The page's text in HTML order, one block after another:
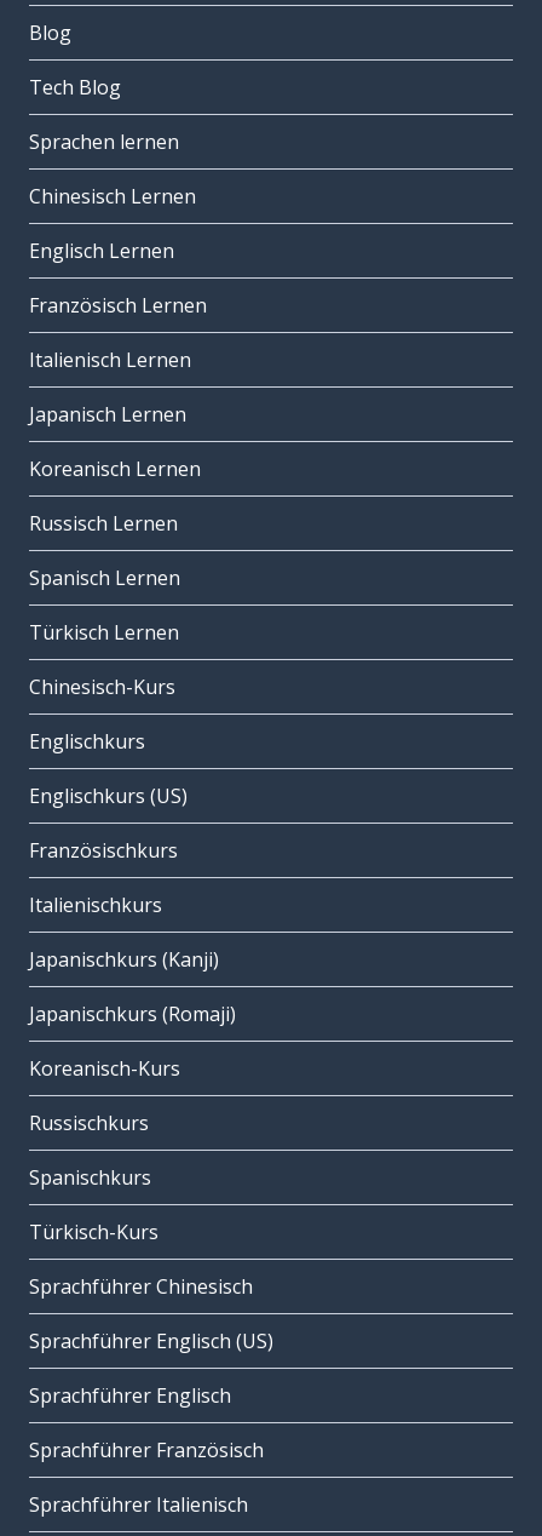
Blog
Tech Blog
Sprachen lernen
Chinesisch Lernen
Englisch Lernen
Französisch Lernen
Italienisch Lernen
Japanisch Lernen
Koreanisch Lernen
Russisch Lernen
Spanisch Lernen
Türkisch Lernen
Chinesisch-Kurs
Englischkurs
Englischkurs (US)
Französischkurs
Italienischkurs
Japanischkurs (Kanji)
Japanischkurs (Romaji)
Koreanisch-Kurs
Russischkurs
Spanischkurs
Türkisch-Kurs
Sprachführer Chinesisch
Sprachführer Englisch (US)
Sprachführer Englisch
Sprachführer Französisch
Sprachführer Italienisch